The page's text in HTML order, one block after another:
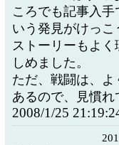
ころでも記事入
いう発見がけっこ
ストーリーもよ
しめました。
ただ、戦闘は、
あるので、見慣れ
2008/1/25